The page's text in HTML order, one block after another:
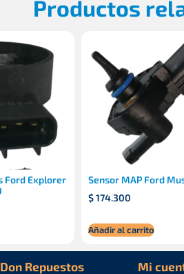
Productos
Ford Explorer
Sensor MAP Ford
$174.300
Añadir al carrito
Don Repuestos Mi